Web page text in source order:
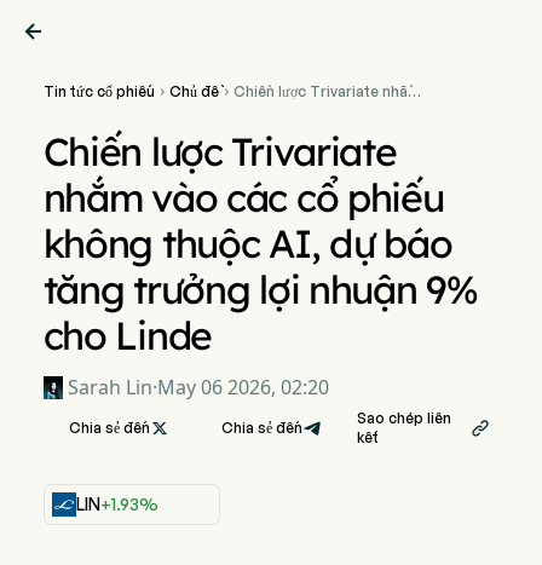

Tin tức cổ phiếu  Chủ đề Chiến lược Trivariate nhắm
trưởng lợi nhuận 9% cho
Linde
Chiến lược Trivariate
nhắm vào các cổ phiếu
không thuộc AI, dự báo
tăng trưởng lợi nhuận 9%
cho Linde
Sarah Lin·May 06 2026, 02:20
Chia sẻ đến  Chia sẻ đến
Sao chép liên
kết

LIN+1.93%